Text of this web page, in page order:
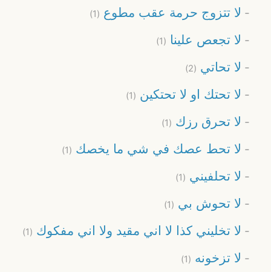
لا تتزوج حرمة عقب مطوع (1)
لا تجعص علينا (1)
لا تحاتي (2)
لا تحتك او لا تحتكين (1)
لا تحرق رزك (1)
لا تحط عصك في شي ما يخصك (1)
لا تحلفيني (1)
لا تحوش بي (1)
لا تخليني كذا لا اني مقيد ولا اني مفكوك (1)
لا تزخونه (1)